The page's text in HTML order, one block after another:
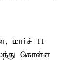
மார்ச் 11
கொள்ள